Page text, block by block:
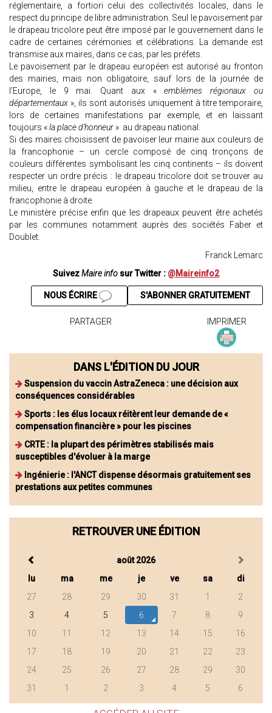
réglementaire, a fortiori celui des collectivités locales, dans le
respect du principe de libre administration. Seul le pavoisement par
le drapeau tricolore peut être imposé par le gouvernement dans le
cadre de certaines cérémonies et célébrations. La demande est
transmise aux maires, dans ce cas, par les préfets.
Le pavoisement par le drapeau européen est autorisé au fronton
des mairies, mais non obligatoire, sauf lors de la journée de
l’Europe, le 9 mai. Quant aux «emblèmes régionaux ou
départementaux », ils sont autorisés uniquement à titre temporaire,
lors de certaines manifestations par exemple, et en laissant
toujours «la place d’honneur » au drapeau national.
Si des maires choisissent de pavoiser leur mairie aux couleurs de
la francophonie – un cercle composé de cinq tronçons de
couleurs différentes symbolisant les cinq continents – ils doivent
respecter un ordre précis : le drapeau tricolore doit se trouver au
milieu, entre le drapeau européen à gauche et le drapeau de la
francophonie à droite.
Le ministère précise enfin que les drapeaux peuvent être achetés
par les communes notamment auprès des sociétés Faber et
Doublet.
Franck Lemarc
SuivezMaire info sur Twitter : @Maireinfo2
S'ABONNER GRATUITEMENT
NOUS ÉCRIRE
PARTAGER IMPRIMER
DANS L'ÉDITION DU JOUR
Suspension du vaccin AstraZeneca : une décision aux
conséquences considérables
Sports : les élus locaux réitèrent leur demande de «
compensation financière » pour les piscines
CRTE : la plupart des périmètres stabilisés mais
susceptibles d'évoluer à la marge
Ingénierie : l'ANCT dispense désormais gratuitement ses
prestations aux petites communes
RETROUVER UNE ÉDITION
août 2026
lu
ma me je ve sa
di
27
28 29 30 31 1
2
3
4 5 6 7 8
9
10
11 12 13 14 15
16
17
18 19 20 21 22
23
24
25 26 27 28 29
30
31
1 2 3 4 5 6